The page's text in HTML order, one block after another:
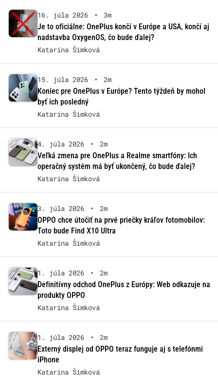
16. júla 2026 •
3m
Je to oficiálne: OnePlus končí v Európe a USA, končí aj
nadstavba OxygenOS, čo bude ďalej?
Katarína Šimková
15. júla 2026 •
2m
Koniec pre OnePlus v Európe? Tento týždeň by mohol
byť ich posledný
Katarína Šimková
4. júla 2026 •
2m
Veľká zmena pre OnePlus a Realme smartfóny: Ich
operačný systém má byť ukončený, čo bude ďalej?
Katarína Šimková
3. júla 2026 •
2m
OPPO chce útočiť na prvé priečky kráľov fotomobilov:
Toto bude Find X10 Ultra
Katarína Šimková
1. júla 2026 •
2m
Definitívny odchod OnePlus z Európy: Web odkazuje na
produkty OPPO
Katarína Šimková
1. júla 2026 •
2m
Externý displej od OPPO teraz funguje aj s telefónmi
iPhone
Katarína Šimková